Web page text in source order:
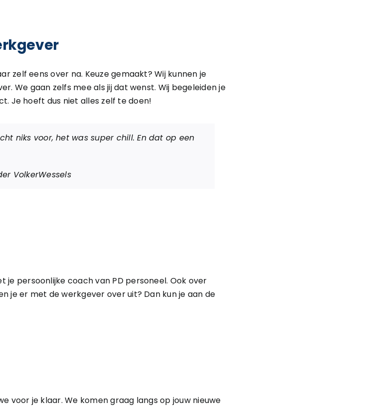
zelf eens over na. Keuze gemaakt? Wij kunnen je
We gaan zelfs mee als jij dat wenst. Wij begeleiden je
Je hoeft dus niet alles zelf te doen!
niks voor, het was super chill. En dat op een
VolkerWessels
persoonlijke coach van PD personeel. Ook over
je er met de werkgever over uit? Dan kun je aan de
voor je klaar. We komen graag langs op jouw nieuwe